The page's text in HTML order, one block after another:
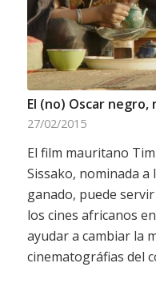
El (no) Oscar negro,
27/02/2015
El film mauritano
Sissako, nominada a
ganado, puede
los cines africanos
ayudar a cambiar la
cinematográfias del